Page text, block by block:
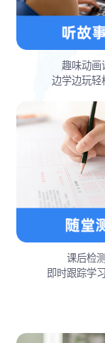
趣味动画
边学边玩轻
课后检测
即时跟踪学